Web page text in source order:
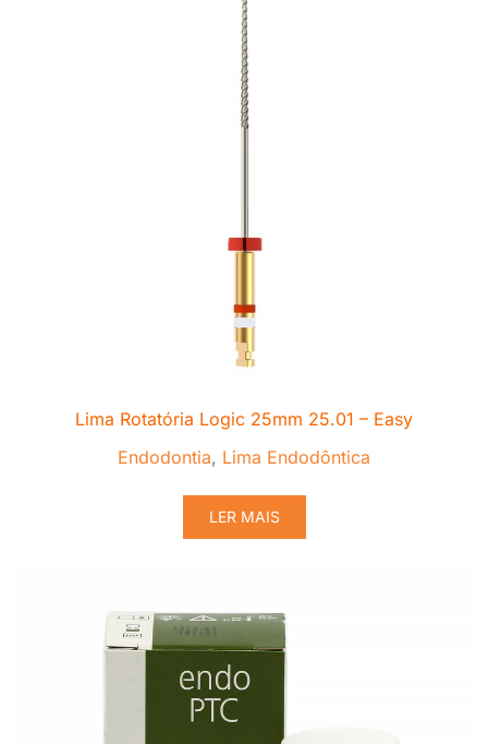
Lima Rotatória Logic 25mm 25.01 – Easy
Endodontia, Lima Endodôntica
LER MAIS